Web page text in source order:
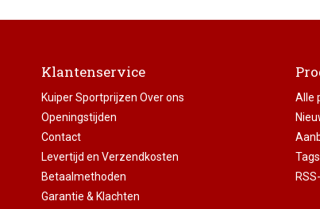
Klantenservice
Kuiper Sportprijzen Over ons
Openingstijden
Contact
Levertijd en Verzendkosten
Betaalmethoden
Garantie & Klachten
Alle
Tags